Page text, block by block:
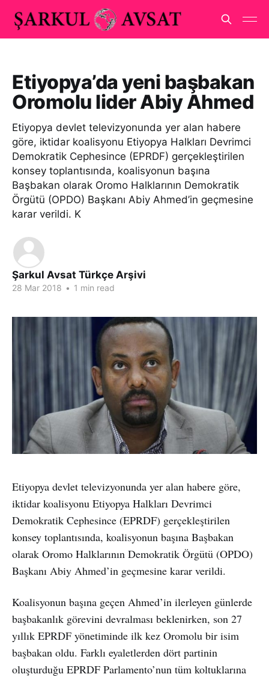
Etiyopya’da yeni başbakan
Oromolu lider Abiy Ahmed
Etiyopya devlet televizyonunda yer alan habere
göre, iktidar koalisyonu Etiyopya Halkları Devrimci
Demokratik Cephesince (EPRDF) gerçekleştirilen
konsey toplantısında, koalisyonun başına
Başbakan olarak Oromo Halklarının Demokratik
Örgütü (OPDO) Başkanı Abiy Ahmed’in geçmesine
karar verildi. K
Şarkul Avsat Türkçe Arşivi
28 Mar 2018 • 1 min read
Etiyopya devlet televizyonunda yer alan habere göre,
iktidar koalisyonu Etiyopya Halkları Devrimci
Demokratik Cephesince (EPRDF) gerçekleştirilen
konsey toplantısında, koalisyonun başına Başbakan
olarak Oromo Halklarının Demokratik Örgütü (OPDO)
Başkanı Abiy Ahmed’in geçmesine karar verildi.
Koalisyonun başına geçen Ahmed’in ilerleyen günlerde
başbakanlık görevini devralması beklenirken, son 27
yıllık EPRDF yönetiminde ilk kez Oromolu bir isim
başbakan oldu. Farklı eyaletlerden dört partinin
oluşturduğu EPRDF Parlamento’nun tüm koltuklarına